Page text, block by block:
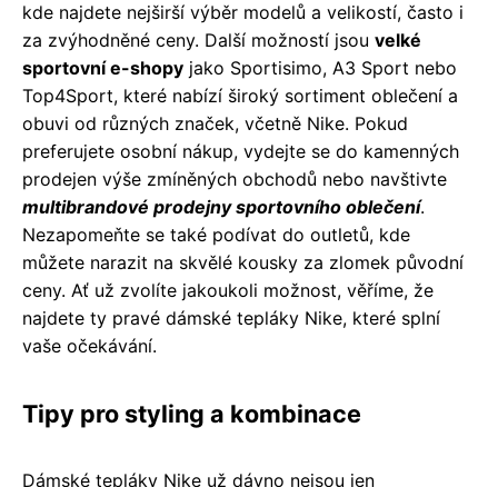
kde najdete nejširší výběr modelů a velikostí, často i
za zvýhodněné ceny. Další možností jsou velké
sportovní e-shopy jako Sportisimo, A3 Sport nebo
Top4Sport, které nabízí široký sortiment oblečení a
obuvi od různých značek, včetně Nike. Pokud
preferujete osobní nákup, vydejte se do kamenných
prodejen výše zmíněných obchodů nebo navštivte
multibrandové prodejny sportovního oblečení.
Nezapomeňte se také podívat do outletů, kde
můžete narazit na skvělé kousky za zlomek původní
ceny. Ať už zvolíte jakoukoli možnost, věříme, že
najdete ty pravé dámské tepláky Nike, které splní
vaše očekávání.
Tipy pro styling a kombinace
Dámské tepláky Nike už dávno nejsou jen